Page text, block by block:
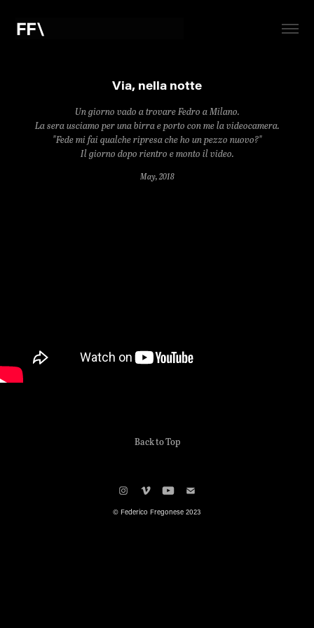
Via, nella notte
Un giorno vado a trovare Fedro a Milano.
La sera usciamo per una birra e porto con me la videocamera.
"Fede mi fai qualche ripresa che ho un pezzo nuovo?"
Il giorno dopo rientro e monto il video.
May, 2018
Back to Top
© Federico Fregonese 2023